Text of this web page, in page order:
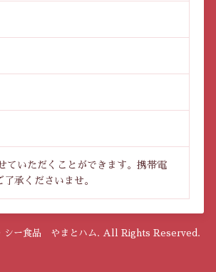
いただくことができます。携帯電
承くださいませ。
シー食品 やまとハム. All Rights Reserved.